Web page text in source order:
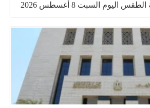
اليوم السبت 8 أغسطس 2026